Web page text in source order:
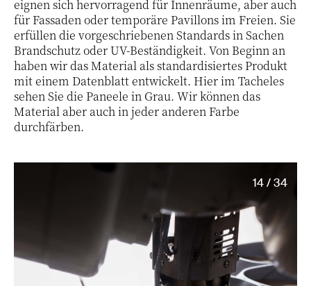
eignen sich hervorragend für Innenräume, aber auch
für Fassaden oder temporäre Pavillons im Freien. Sie
erfüllen die vorgeschriebenen Standards in Sachen
Brandschutz oder UV-Beständigkeit. Von Beginn an
haben wir das Material als standardisiertes Produkt
mit einem Datenblatt entwickelt. Hier im Tacheles
sehen Sie die Paneele in Grau. Wir können das
Material aber auch in jeder anderen Farbe
durchfärben.
14 / 34